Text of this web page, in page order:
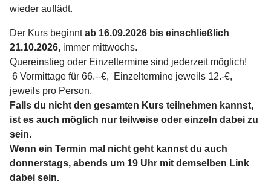
wieder auflädt.
Der Kurs beginntab 16.09.2026 bis einschließlich
21.10.2026, immer mittwochs.
Quereinstieg oder Einzeltermine sind jederzeit möglich!
6 Vormittage für 66.--€, Einzeltermine jeweils 12.-€,
jeweils pro Person.
Falls du nicht den gesamten Kurs teilnehmen kannst,
ist es auch möglich nur teilweise oder einzeln dabei zu
sein.
Wenn ein Termin mal nicht geht kannst du auch
donnerstags, abends um 19 Uhr mit demselben Link
dabei sein.